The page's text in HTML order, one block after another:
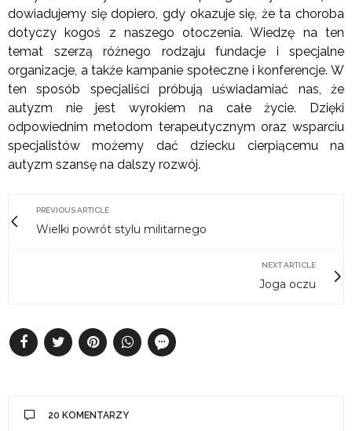
dowiadujemy się dopiero, gdy okazuje się, że ta choroba
dotyczy kogoś z naszego otoczenia. Wiedzę na ten
temat szerzą różnego rodzaju fundacje i specjalne
organizacje, a także kampanie społeczne i konferencje. W
ten sposób specjaliści próbują uświadamiać nas, że
autyzm nie jest wyrokiem na całe życie. Dzięki
odpowiednim metodom terapeutycznym oraz wsparciu
specjalistów możemy dać dziecku cierpiącemu na
autyzm szansę na dalszy rozwój.
PREVIOUS ARTICLE
Wielki powrót stylu militarnego
NEXT ARTICLE
Joga oczu
20 KOMENTARZY